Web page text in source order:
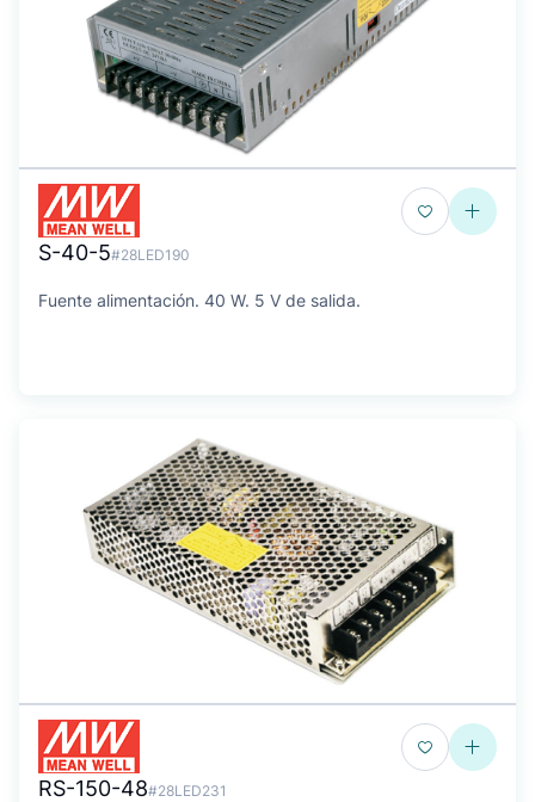
S-40-5#28LED190
Fuente alimentación. 40 W. 5 V de salida.
RS-150-48#28LED231